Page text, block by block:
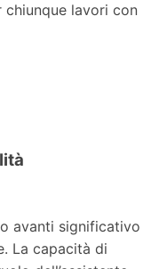
lavori con
avanti significativo
La capacità di